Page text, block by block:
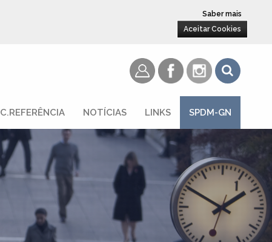
Saber mais
Aceitar Cookies
C.REFERÊNCIA NOTÍCIAS LINKS SPDM-GN